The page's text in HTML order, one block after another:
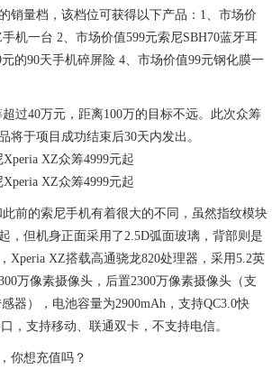
销量档，该档位可获得以下产品：1、市场价
机一台 2、市场价值599元索尼SBH70蓝牙耳
的90天手机碎屏险 4、市场价值99元钢化膜一
过40万元，距离100万的目标不远。此次众筹
将于项目成功结束后30天内发出。
前的索尼手机有着很大的不同，虽然指纹模块
，但机身正面采用了2.5D弧面玻璃，背部则是
Xperia XZ搭载高通骁龙820处理器，采用5.2英
万像素摄像头，后置2300万像素摄像头（支
器），电池容量为2900mAh，支持QC3.0快
，支持移动、联通双卡，不支持电信。
你想充值吗？